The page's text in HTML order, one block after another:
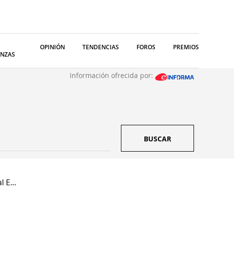
OPINIÓN TENDENCIAS FOROS PREMIOS
Información ofrecida por:
BUSCAR
E...